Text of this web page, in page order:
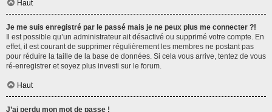
Haut
Je me suis enregistré par le passé mais je ne peux plus me connecter ?!
Il est possible qu’un administrateur ait désactivé ou supprimé votre compte. En
effet, il est courant de supprimer régulièrement les membres ne postant pas
pour réduire la taille de la base de données. Si cela vous arrive, tentez de vous
ré-enregistrer et soyez plus investi sur le forum.
Haut
J’ai perdu mon mot de passe !